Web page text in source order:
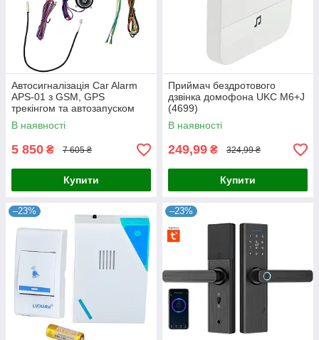
Автосигналізація Car Alarm
APS-01 з GSM, GPS
трекінгом та автозапуском
двигуна та APP (5615)
В наявності
5 850 ₴ 7 605 ₴
Купити
Приймач бездротового
дзвінка домофона UKC M6+J
(4699)
В наявності
249,99 ₴ 324,99 ₴
Купити
–23% –23%